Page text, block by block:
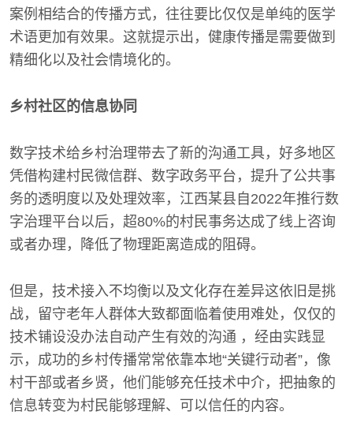
案例相结合的传播方式，往往要比仅仅是单纯的医学
术语更加有效果。这就提示出，健康传播是需要做到
精细化以及社会情境化的。
乡村社区的信息协同
数字技术给乡村治理带去了新的沟通工具，好多地区
凭借构建村民微信群、数字政务平台，提升了公共事
务的透明度以及处理效率，江西某县自2022年推行数
字治理平台以后，超80%的村民事务达成了线上咨询
或者办理，降低了物理距离造成的阻碍。
但是，技术接入不均衡以及文化存在差异这依旧是挑
战，留守老年人群体大致都面临着使用难处，仅仅的
技术铺设没办法自动产生有效的沟通 ，经由实践显
示，成功的乡村传播常常依靠本地“关键行动者”，像
村干部或者乡贤，他们能够充任技术中介，把抽象的
信息转变为村民能够理解、可以信任的内容。